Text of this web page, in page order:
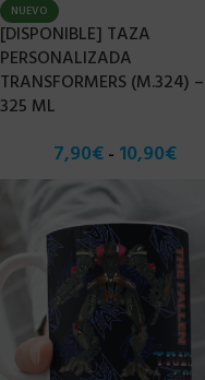
NUEVO
[DISPONIBLE] TAZA
PERSONALIZADA
TRANSFORMERS (M.324) –
325 ML
7,90€- 10,90€